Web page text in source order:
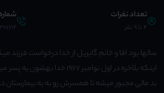
تعداد نفرات
4 تا 9 نفر
سالها بود اقا و خانم گابریل از خدا درخواست فرزند
اینکه بلاخره در اول نوامبر
بد مالی مجبور میشه تا همسرش رو به یه